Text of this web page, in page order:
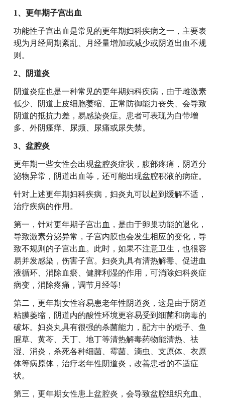
1、更年期子宫出血
功能性子宫出血是常见的更年期妇科疾病之一，主要表
现为月经周期紊乱、月经量增加或减少或阴道出血不规
则。
2、阴道炎
阴道炎症也是一种常见的更年期妇科疾病，由于雌激素
低少、阴道上皮细胞萎缩、正常防御能力丧失、会导致
阴道的抵抗力差，易感染炎症。患者可表现为白带增
多、外阴瘙痒、尿频、尿痛或尿失禁。
3、盆腔炎
更年期一些女性会出现盆腔炎症状，腹部疼痛，阴道分
泌物异常，阴道出血等，还可能出现盆腔积液的病症。
针对上述更年期妇科疾病，妇炎丸可以起到缓解不适，
治疗疾病的作用。
第一，针对更年期子宫出血，是由于卵巢功能的退化，
导致激素分泌异常，子宫内膜也会发生相应的变化，导
致不规则的子宫出血。此时，如果不注意卫生，也很容
易并发感染，伤害子宫。妇炎丸具有清热解毒、促进血
液循环、消除血瘀、健脾利湿的作用，可消除妇科炎症
病变，消除疼痛，调节月经等!
第二，更年期女性容易患老年性阴道炎，这是由于阴道
粘膜萎缩，阴道内的酸性环境更容易受到细菌和病毒的
破坏。妇炎丸具有很强的杀菌能力，配方中的栀子、鱼
腥草、黄芩、天丁、地丁等清热解毒药物能清热、祛
湿、消炎，杀死各种细菌、霉菌、滴虫、支原体、衣原
体等病原体，治疗老年性阴道炎，改善患者的不适症
状。
第三，更年期女性患上盆腔炎，会导致盆腔组织充血、